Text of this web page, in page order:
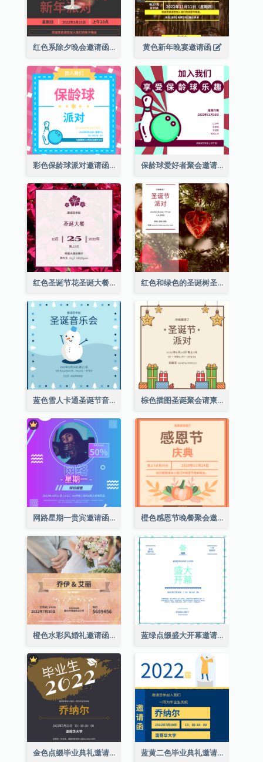
红色系除夕晚会邀请函 黄色新年晚宴邀请函
彩色保龄球派对邀请函 保龄球爱好者聚会邀请函
红色圣诞节花圣诞大餐请柬 红色和绿色的圣诞树圣诞派对邀请函
蓝色雪人卡通圣诞节音乐会邀请 棕色插图圣诞聚会请柬
网路星期一贵宾邀请函 橙色感恩节晚餐聚会邀请函
橙色水彩风婚礼邀请函 蓝绿点缀盛大开幕邀请函
金色点缀毕业典礼邀请函 蓝黄二色毕业典礼邀请函